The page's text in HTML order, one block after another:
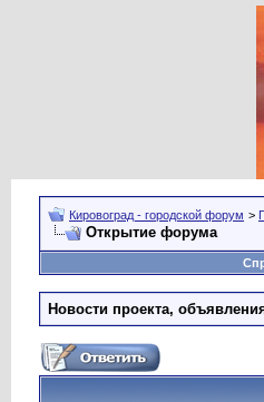
Кировоград - городской форум >
Открытие форума
Новости проекта,